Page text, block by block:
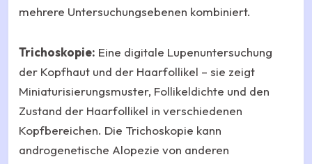
mehrere Untersuchungsebenen kombiniert.
Trichoskopie: Eine digitale Lupenuntersuchung
der Kopfhaut und der Haarfollikel – sie zeigt
Miniaturisierungsmuster, Follikeldichte und den
Zustand der Haarfollikel in verschiedenen
Kopfbereichen. Die Trichoskopie kann
androgenetische Alopezie von anderen